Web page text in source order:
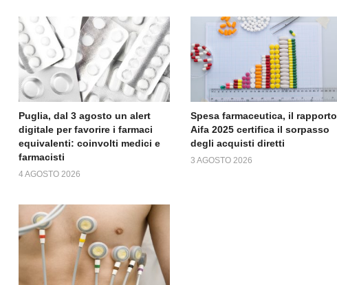
Puglia, dal 3 agosto un alert
digitale per favorire i farmaci
equivalenti: coinvolti medici e
farmacisti
4 AGOSTO 2026
Spesa farmaceutica, il rapporto
Aifa 2025 certifica il sorpasso
degli acquisti diretti
3 AGOSTO 2026